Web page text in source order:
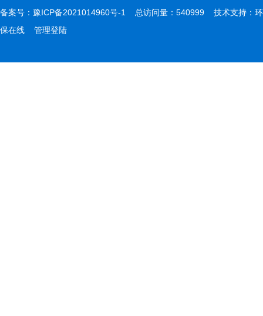
备案号： 豫ICP备2021014960号-1 总访问量：540999 技术支持： 环
保在线
管理登陆